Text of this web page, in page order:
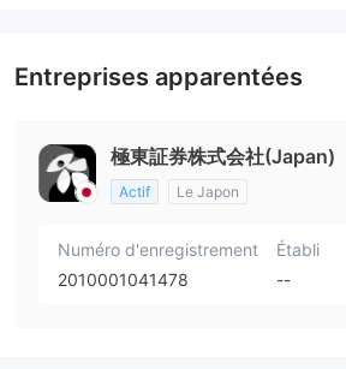
Entreprises apparentées
極東証券株式会社(Japan)
Actif Le Japon
Numéro d'enregistrement
2010001041478
Établi
--